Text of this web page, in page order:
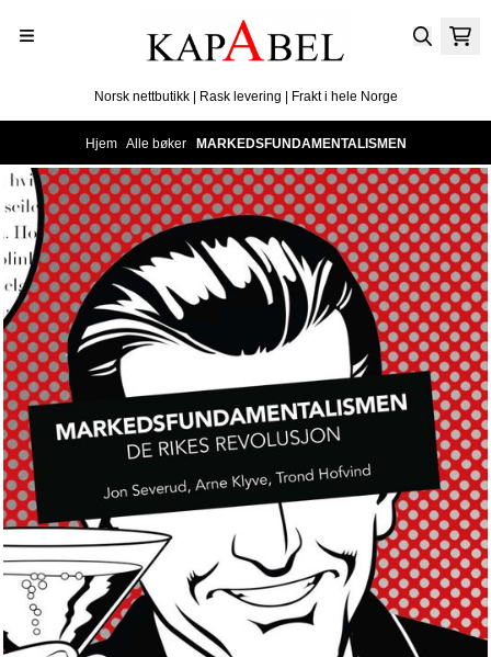
Norsk nettbutikk | Rask levering | Frakt i hele Norge
Hjem Alle bøker MARKEDSFUNDAMENTALISMEN